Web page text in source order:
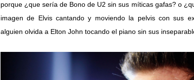
porque ¿que sería de Bono de U2 sin sus míticas gafas? o
imagen de Elvis cantando y moviendo la pelvis con sus
alguien olvida a Elton John tocando el piano sin sus